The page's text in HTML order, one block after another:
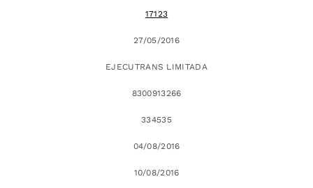
17123
27/05/2016
EJECUTRANS LIMITADA
8300913266
334535
04/08/2016
10/08/2016